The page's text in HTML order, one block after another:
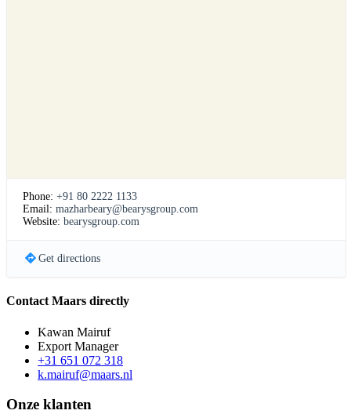
Phone: +91 80 2222 1133
Email: mazharbeary@bearysgroup.com
Website: bearysgroup.com
Get directions
Contact Maars directly
Kawan Mairuf
Export Manager
+31 651 072 318
k.mairuf@maars.nl
Onze klanten